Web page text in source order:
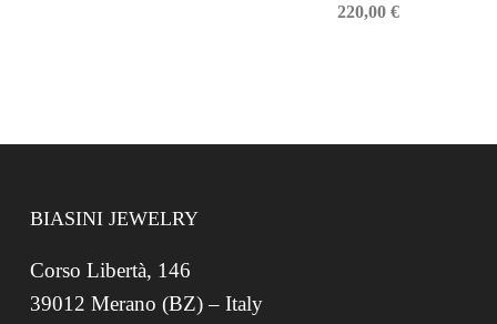
220,00€
BIASINI JEWELRY
Corso Libertà, 146
39012 Merano (BZ) – Italy